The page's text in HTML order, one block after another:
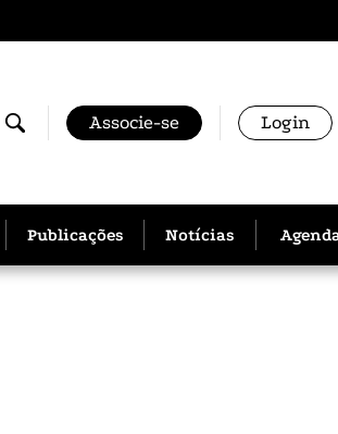
Associe-se Login
Publicações Notícias